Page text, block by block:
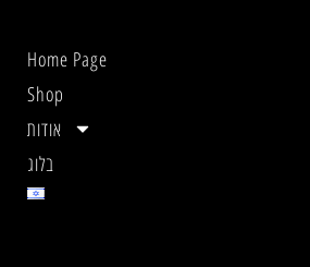
Home Page
Shop
אודות
בלוג